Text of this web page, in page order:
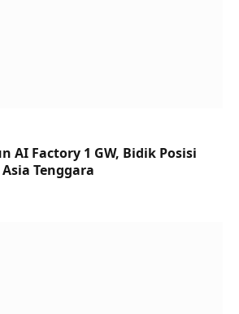
AI Factory 1 GW, Bidik Posisi
Tenggara